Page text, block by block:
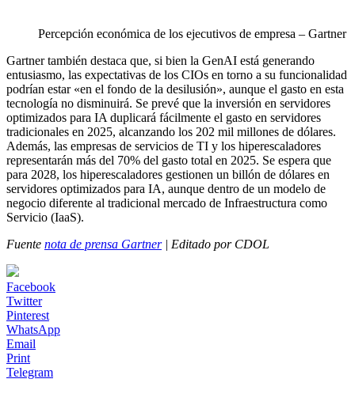
Percepción económica de los ejecutivos de empresa – Gartner
Gartner también destaca que, si bien la GenAI está generando
entusiasmo, las expectativas de los CIOs en torno a su funcionalidad
podrían estar «en el fondo de la desilusión», aunque el gasto en esta
tecnología no disminuirá. Se prevé que la inversión en servidores
optimizados para IA duplicará fácilmente el gasto en servidores
tradicionales en 2025, alcanzando los 202 mil millones de dólares.
Además, las empresas de servicios de TI y los hiperescaladores
representarán más del 70% del gasto total en 2025. Se espera que
para 2028, los hiperescaladores gestionen un billón de dólares en
servidores optimizados para IA, aunque dentro de un modelo de
negocio diferente al tradicional mercado de Infraestructura como
Servicio (IaaS).
Fuente nota de prensa Gartner| Editado por CDOL
Facebook
Twitter
Pinterest
WhatsApp
Email
Print
Telegram